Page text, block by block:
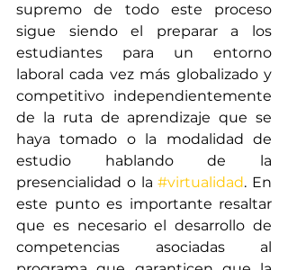
supremo de todo este proceso
sigue siendo el preparar a los
estudiantes para un entorno
laboral cada vez más globalizado y
competitivo independientemente
de la ruta de aprendizaje que se
haya tomado o la modalidad de
estudio hablando de la
presencialidad o la #virtualidad. En
este punto es importante resaltar
que es necesario el desarrollo de
competencias asociadas al